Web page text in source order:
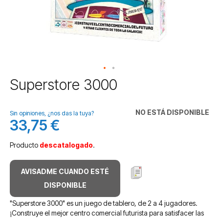
Saltar
al
de
la
galería
imágenes
Superstore 3000
NO ESTÁ DISPONIBLE
Sin opiniones, ¿nos das la tuya?
33,75 €
Producto descatalogado.
AVISADME CUANDO ESTÉ
DISPONIBLE
"Superstore 3000" es un juego de tablero, de 2 a 4 jugadores.
¡Construye el mejor centro comercial futurista para satisfacer las